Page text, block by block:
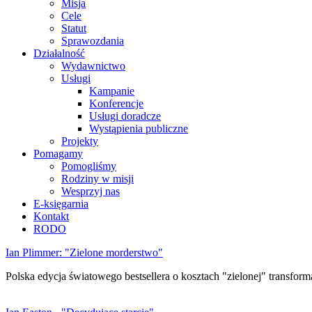
Misja
Cele
Statut
Sprawozdania
Działalność
Wydawnictwo
Usługi
Kampanie
Konferencje
Usługi doradcze
Wystąpienia publiczne
Projekty
Pomagamy
Pomogliśmy
Rodziny w misji
Wesprzyj nas
E-księgarnia
Kontakt
RODO
Ian Plimmer: "Zielone morderstwo"
Polska edycja światowego bestsellera o kosztach "zielonej"